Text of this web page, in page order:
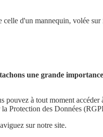
d'un mannequin, volée sur
une grande importance
pouvez à tout moment
Protection des Données
sur notre site.